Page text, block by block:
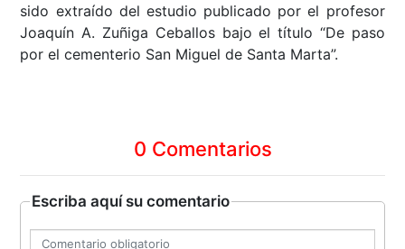
sido extraído del estudio publicado por el profesor
Joaquín A. Zuñiga Ceballos bajo el título “De paso
por el cementerio San Miguel de Santa Marta”.
0 Comentarios
Escriba aquí su comentario